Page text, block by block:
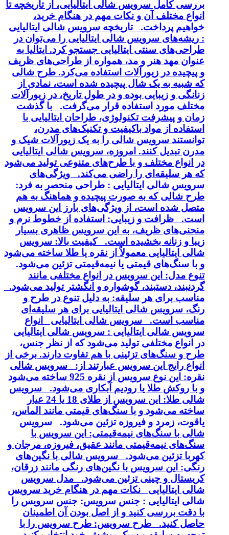
بررسی کامل سرویس شالی ایتالیایی، از تاریخچه تا
انواع مختلف آن و نکات مهم در هنگام خرید،
خواهیم پرداخت. تاریخچه سرویس شالی ایتالیایی
: ریشه‌های سرویس شالی ایتالیایی را می‌توان در
طراحی‌های سنتی ایتالیایی جستجو کرد. ایتالیا به
عنوان مهد هنر و مد، همواره از طراحی‌های ظریف
و پیچیده در زیورآلات استفاده می‌کرد. طرح شالی
که شبیه به یک شال پیچیده شده است، نمادی از
زنانگی و زیبایی بوده و در طول تاریخ، در زیورآلات
مختلف مورد استفاده قرار می‌گرفت. با گذشت
زمان و پیشرفت تکنولوژی، طراحان ایتالیایی با
استفاده از مواد باکیفیت و تکنیک‌های مدرن،
توانستند سرویس شالی را به یک زیورآلات شیک و
مدرن تبدیل کنند. امروزه، سرویس شالی ایتالیایی
در انواع مختلف و با طرح‌های متنوعی تولید می‌شود
که هر سلیقه‌ای را راضی می‌کند. ویژگی‌های
سرویس شالی ایتالیایی : طراحی منحصر به فرد:
طرح شالی که به صورت پیچیده و هماهنگ به هم
متصل شده است، از ویژگی‌های بارز این سرویس
است. ظرافت و زیبایی: استفاده از خطوط نرم و
منحنی‌های ظریف، به این سرویس ظاهری بسیار
زیبا و زنانه بخشیده است. کیفیت بالا: سرویس
شالی ایتالیایی معمولاً از نقره یا طلا ساخته می‌شود
و با سنگ‌های قیمتی یا نیمه‌قیمتی تزئین می‌شود.
تنوع مدل: این سرویس در انواع مختلفی مانند
گردنبند، دستبند، گوشواره و انگشتر تولید می‌شود.
مناسب برای هر سلیقه: به دلیل تنوع در طرح و
رنگ، سرویس شالی ایتالیایی برای هر سلیقه‌ای
مناسب است. سرویس شالی ایتالیایی انواع
سرویس شالی ایتالیایی : سرویس شالی ایتالیایی
در انواع مختلفی تولید می‌شود که از نظر جنس،
طرح و سنگ‌های تزئینی با هم تفاوت دارند. برخی از
انواع رایج این سرویس عبارتند از: سرویس شالی
نقره: این نوع سرویس از نقره 925 ساخته می‌شود
و با روکش طلا یا رودیم آبکاری می‌شود. سرویس
شالی طلا: این سرویس از طلای 18 یا 24 عیار
ساخته می‌شود و با سنگ‌های قیمتی مانند الماس،
یاقوت، زمرد و فیروزه تزئین می‌شود. سرویس
شالی با سنگ‌های نیمه‌قیمتی: این سرویس با
سنگ‌های نیمه‌قیمتی مانند عقیق، فیروزه، مرجان و
کهربا تزئین می‌شود. سرویس شالی با نگین‌های
رنگی: این سرویس با نگین‌های رنگی مانند زرقان،
کریستال و چینی تزئین می‌شود. مدل سرویس
شالی ایتالیایی نکات مهم در هنگام خرید سرویس
شالی ایتالیایی : جنس سرویس: جنس سرویس را
با دقت بررسی کنید و از اصل بودن آن اطمینان
حاصل کنید. طرح سرویس: طرح سرویس را با